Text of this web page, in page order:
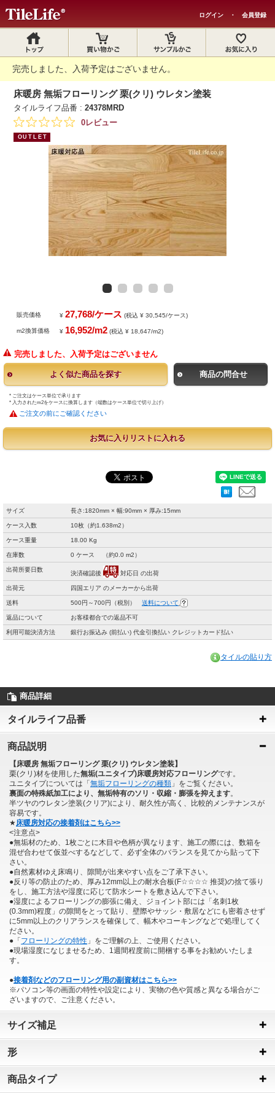
ログイン ・ 会員登録
完売しました、入荷予定はございません。
床暖房 無垢フローリング 栗(クリ) ウレタン塗装
タイルライフ品番 :24378MRD
0レビュー
OUTLET
販売価格 ¥27,768/ケース (税込 ¥ 30,545/ケース)
m2換算価格 ¥ 16,952/m2 (税込 ¥ 18,647/m2)
完売しました、入荷予定はございません
よく似た商品を探す 商品の問合せ
* ご注文はケース単位で承ります
* 入力されたm2をケースに換算します（端数はケース単位で切り上げ）
ご注文の前にご確認ください
お気に入りリストに入れる
サイズ 長さ:1820mm × 幅:90mm × 厚み:15mm
ケース入数 10枚（約1.638m2）
ケース重量 18.00 Kg
在庫数 0 ケース （約0.0 m2）
出荷所要日数
決済確認後 対応日 の出荷
出荷元 四国エリア のメーカーから出荷
送料 500円～700円（税別） 送料について
返品について お客様都合での返品不可
利用可能決済方法 銀行お振込み (前払い) 代金引換払い クレジットカード払い
タイルの貼り方
商品詳細
タイルライフ品番
商品説明
【床暖房 無垢フローリング 栗(クリ) ウレタン塗装】
栗(クリ)材を使用した無垢(ユニタイプ)床暖房対応フローリングです。
ユニタイプについては「 無垢フローリングの種類 」をご覧ください。
裏面の特殊紙加工により、無垢特有のソリ・収縮・膨張を抑えます。
半ツヤのウレタン塗装(クリア)により、耐久性が高く、比較的メンテナンスが
容易です。
★床暖房対応の接着剤はこちら>>
<注意点>
●無垢材のため、1枚ごとに木目や色柄が異なります、施工の際には、数箱を
混ぜ合わせて仮並べするなどして、必ず全体のバランスを見てから貼って下
さい。
●自然素材ゆえ床鳴り、隙間が出来やすい点をご了承下さい。
●反り等の防止のため、厚み12mm以上の耐水合板(F☆☆☆☆ 推奨)の捨て張り
をし、施工方法や湿度に応じて防水シートを敷き込んで下さい。
●湿度によるフローリングの膨張に備え、ジョイント部には「名刺1枚
(0.3mm)程度」の隙間をとって貼り、壁際やサッシ・敷居などにも密着させず
に5mm以上のクリアランスを確保して、幅木やコーキングなどで処理してく
ださい。
●「 フローリングの特性 」をご理解の上、ご使用ください。
●現場湿度になじませるため、1週間程度前に開梱する事をお勧めいたしま
す。
●接着剤などのフローリング用の副資材はこちら>>
※パソコン等の画面の特性や設定により、実物の色や質感と異なる場合がご
ざいますので、ご注意ください。
サイズ補足
形
商品タイプ